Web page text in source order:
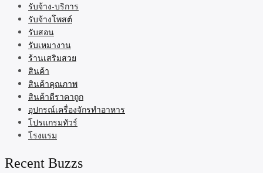
รับจ้าง-บริการ
รับจ้างโพสต์
รับสอน
รับเหมางาน
ร้านเสริมสวย
สินค้า
สินค้าคุณภาพ
สินค้าดีราคาถูก
อุปกรณ์เครื่องจักรทำอาหาร
โปรแกรมทัวร์
โรงแรม
Recent Buzzs